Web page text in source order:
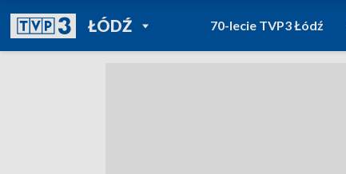
ŁÓDŹPOWRÓT DO
TVP REGIONY
70-lecie TVP3 Łódź